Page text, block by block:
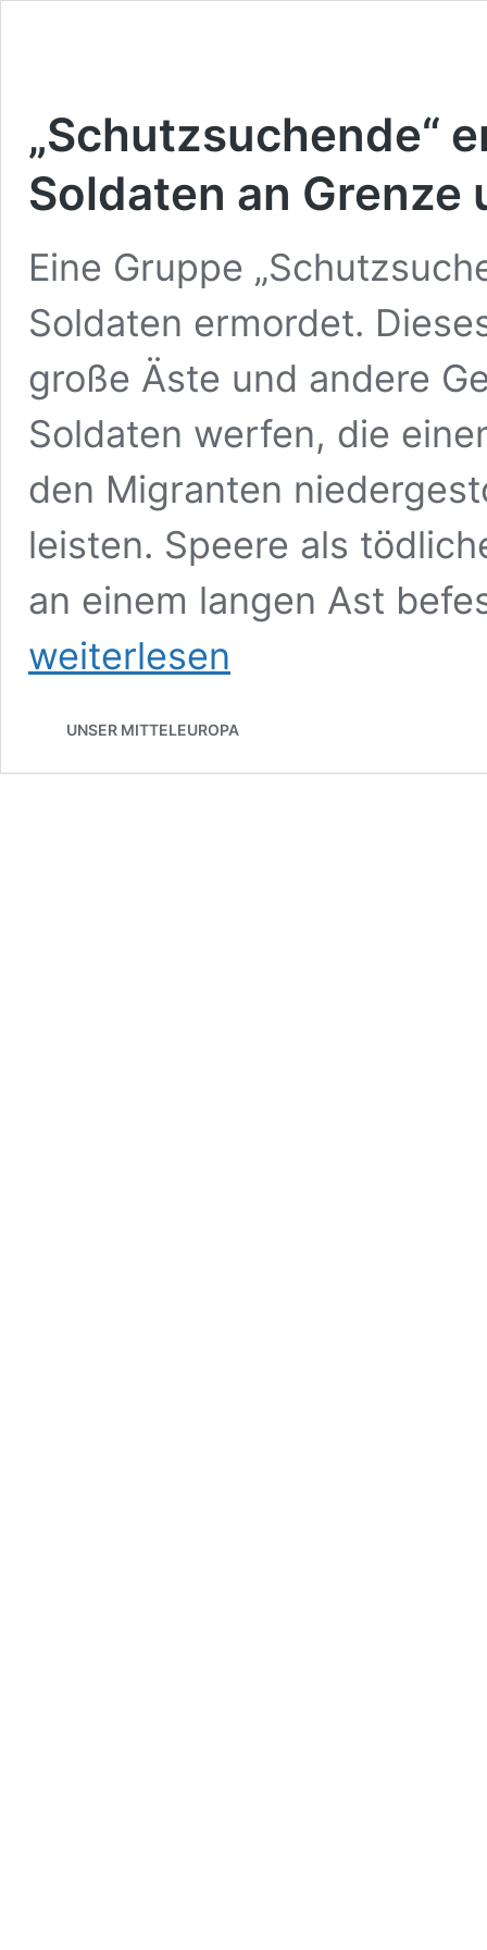
„Schutzsuchende“
Soldaten an
Eine Gruppe
Soldaten ermordet.
große Äste und andere
Soldaten werfen, die
den Migranten
leisten. Speere als
an einem langen Ast
weiterlesen
UNSER MITTELEUROPA